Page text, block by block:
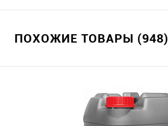
ПОХОЖИЕ ТОВАРЫ (948)